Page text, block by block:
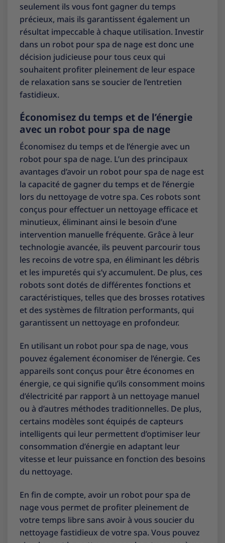
seulement ils vous font gagner du temps
précieux, mais ils garantissent également un
résultat impeccable à chaque utilisation. Investir
dans un robot pour spa de nage est donc une
décision judicieuse pour tous ceux qui
souhaitent profiter pleinement de leur espace
de relaxation sans se soucier de l’entretien
fastidieux.
Économisez du temps et de l’énergie
avec un robot pour spa de nage
Économisez du temps et de l’énergie avec un
robot pour spa de nage. L’un des principaux
avantages d’avoir un robot pour spa de nage est
la capacité de gagner du temps et de l’énergie
lors du nettoyage de votre spa. Ces robots sont
conçus pour effectuer un nettoyage efficace et
minutieux, éliminant ainsi le besoin d’une
intervention manuelle fréquente. Grâce à leur
technologie avancée, ils peuvent parcourir tous
les recoins de votre spa, en éliminant les débris
et les impuretés qui s’y accumulent. De plus, ces
robots sont dotés de différentes fonctions et
caractéristiques, telles que des brosses rotatives
et des systèmes de filtration performants, qui
garantissent un nettoyage en profondeur.
En utilisant un robot pour spa de nage, vous
pouvez également économiser de l’énergie. Ces
appareils sont conçus pour être économes en
énergie, ce qui signifie qu’ils consomment moins
d’électricité par rapport à un nettoyage manuel
ou à d’autres méthodes traditionnelles. De plus,
certains modèles sont équipés de capteurs
intelligents qui leur permettent d’optimiser leur
consommation d’énergie en adaptant leur
vitesse et leur puissance en fonction des besoins
du nettoyage.
En fin de compte, avoir un robot pour spa de
nage vous permet de profiter pleinement de
votre temps libre sans avoir à vous soucier du
nettoyage fastidieux de votre spa. Vous pouvez